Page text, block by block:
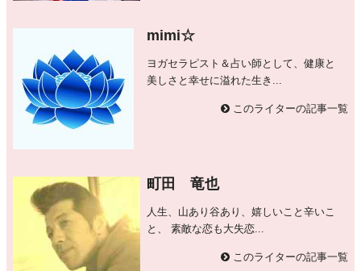
mimi☆
ヨガセラピスト＆占い師として、健康と
美しさと幸せに溢れた生き...
このライターの記事一覧
町田 竜也
人生、山あり谷あり、嬉しいこと辛いこ
と、 素敵な恋も大失恋...
このライターの記事一覧